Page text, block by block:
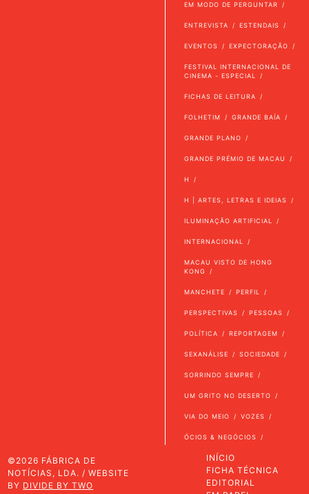
EM MODO DE PERGUNTAR
ENTREVISTA ESTENDAIS
EVENTOS EXPECTORAÇÃO
FESTIVAL INTERNACIONAL DE
CINEMA - ESPECIAL
FICHAS DE LEITURA
FOLHETIM GRANDE BAÍA
GRANDE PLANO
GRANDE PRÉMIO DE MACAU
H
H | ARTES, LETRAS E IDEIAS
ILUMINAÇÃO ARTIFICIAL
INTERNACIONAL
MACAU VISTO DE HONG
KONG
MANCHETE PERFIL
PERSPECTIVAS PESSOAS
POLÍTICA REPORTAGEM
SEXANÁLISE SOCIEDADE
SORRINDO SEMPRE
UM GRITO NO DESERTO
VIA DO MEIO VOZES
ÓCIOS & NEGÓCIOS
©2026 FÁBRICA DE
NOTÍCIAS, LDA. / WEBSITE
BY DIVIDE BY TWO
INÍCIO
FICHA TÉCNICA
EDITORIAL